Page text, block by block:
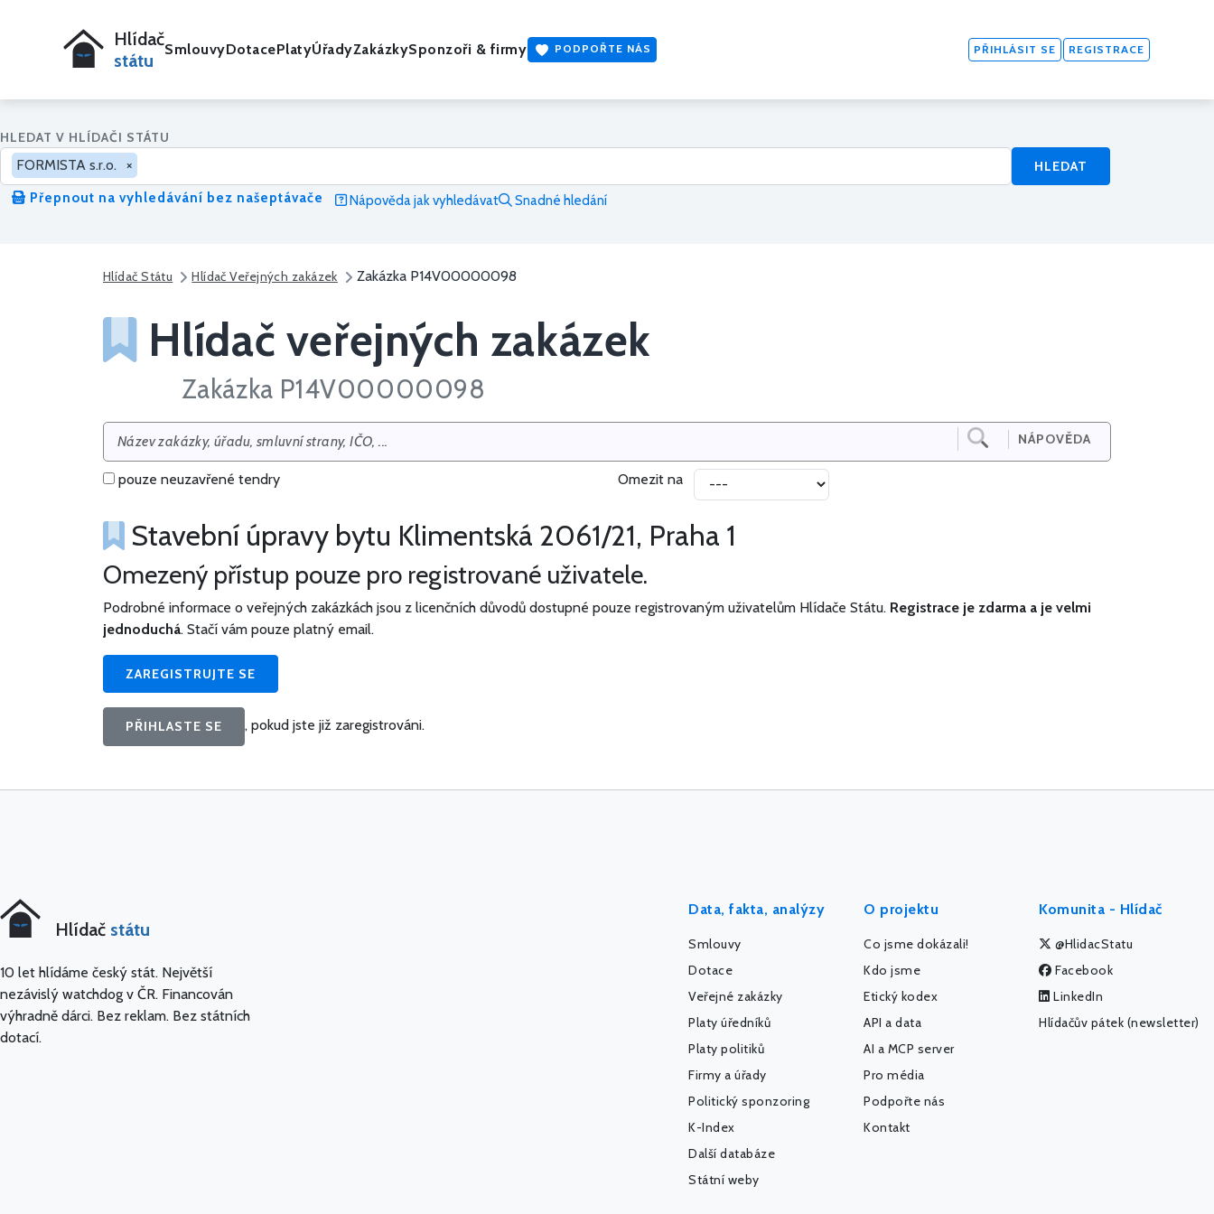
Hlídač
státu
SmlouvyDotacePlatyÚřadyZakázkySponzoři & firmy PODPOŘTE NÁS PŘIHLÁSIT SE REGISTRACE
HLEDAT V HLÍDAČI STÁTU
FORMISTA s.r.o. ×
HLEDAT
Přepnout na vyhledávání bez našeptávače
Nápověda jak vyhledávat Snadné hledání
Hlídač Státu Hlídač Veřejných zakázek Zakázka P14V00000098
Hlídač veřejných zakázek
Zakázka P14V00000098
NÁPOVĚDA
pouze neuzavřené tendry Omezit na
Stavební úpravy bytu Klimentská 2061/21, Praha 1
Omezený přístup pouze pro registrované uživatele.
Podrobné informace o veřejných zakázkách jsou z licenčních důvodů dostupné pouze registrovaným uživatelům Hlídače Státu. Registrace je zdarma a je velmi
jednoduchá. Stačí vám pouze platný email.
ZAREGISTRUJTE SE
PŘIHLASTE SE , pokud jste již zaregistrováni.
Hlídač státu
10 let hlídáme český stát. Největší
nezávislý watchdog v ČR. Financován
výhradně dárci. Bez reklam. Bez státních
dotací.
Data, fakta, analýzy
Smlouvy
Dotace
Veřejné zakázky
Platy úředníků
Platy politiků
Firmy a úřady
Politický sponzoring
K-Index
Další databáze
Státní weby
O projektu
Co jsme dokázali!
Kdo jsme
Etický kodex
API a data
AI a MCP server
Pro média
Podpořte nás
Kontakt
Komunita - Hlídač
@HlidacStatu
Facebook
LinkedIn
Hlídačův pátek (newsletter)